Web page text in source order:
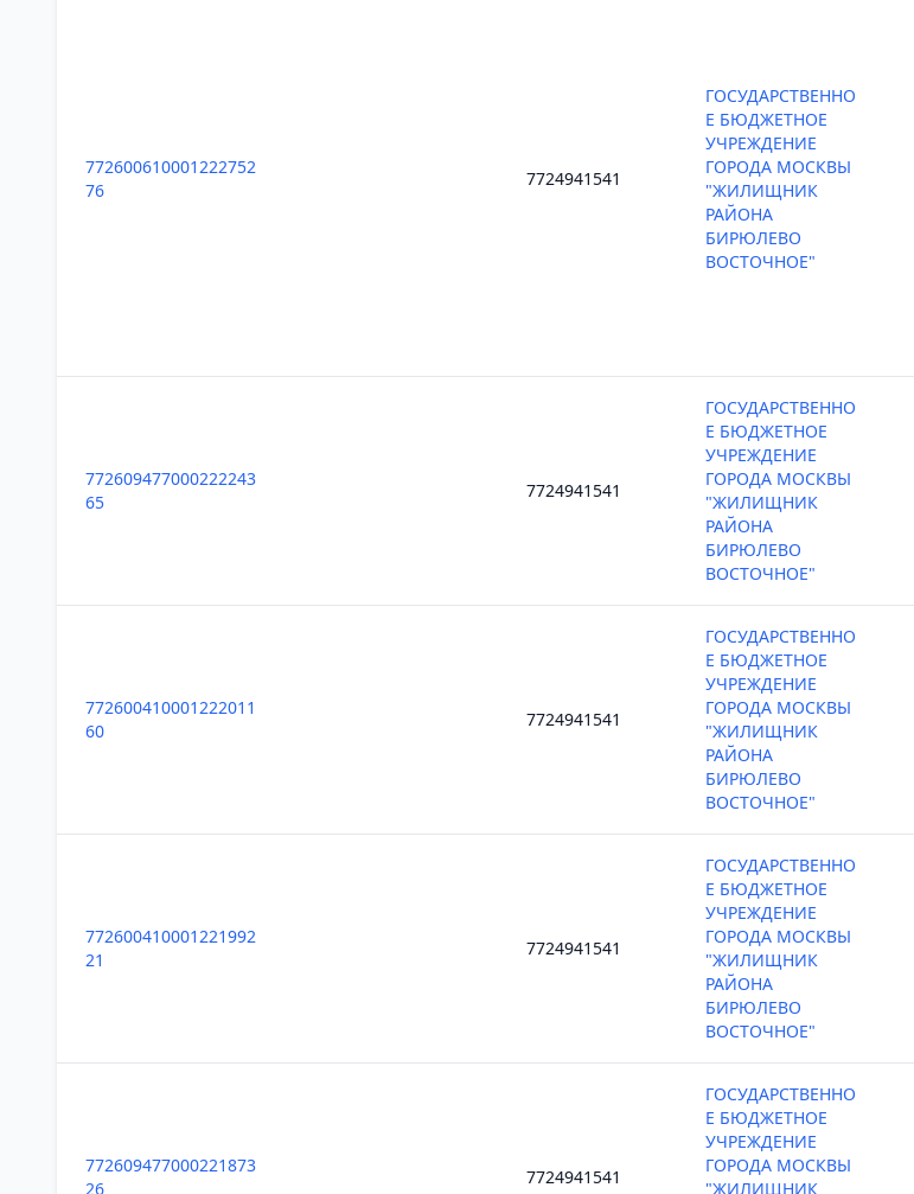
772600610001222752
76
7724941541
ГОСУДАРСТВЕННО
Е БЮДЖЕТНОЕ
УЧРЕЖДЕНИЕ
ГОРОДА МОСКВЫ
"ЖИЛИЩНИК
РАЙОНА
БИРЮЛЕВО
ВОСТОЧНОЕ"
772609477000222243
65
7724941541
ГОСУДАРСТВЕННО
Е БЮДЖЕТНОЕ
УЧРЕЖДЕНИЕ
ГОРОДА МОСКВЫ
"ЖИЛИЩНИК
РАЙОНА
БИРЮЛЕВО
ВОСТОЧНОЕ"
772600410001222011
60
7724941541
ГОСУДАРСТВЕННО
Е БЮДЖЕТНОЕ
УЧРЕЖДЕНИЕ
ГОРОДА МОСКВЫ
"ЖИЛИЩНИК
РАЙОНА
БИРЮЛЕВО
ВОСТОЧНОЕ"
772600410001221992
21
7724941541
ГОСУДАРСТВЕННО
Е БЮДЖЕТНОЕ
УЧРЕЖДЕНИЕ
ГОРОДА МОСКВЫ
"ЖИЛИЩНИК
РАЙОНА
БИРЮЛЕВО
ВОСТОЧНОЕ"
772609477000221873
26
7724941541
ГОСУДАРСТВЕННО
Е БЮДЖЕТНОЕ
УЧРЕЖДЕНИЕ
ГОРОДА МОСКВЫ
"ЖИЛИЩНИК